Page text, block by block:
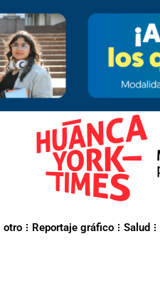
otro Reportaje gráfico Salud